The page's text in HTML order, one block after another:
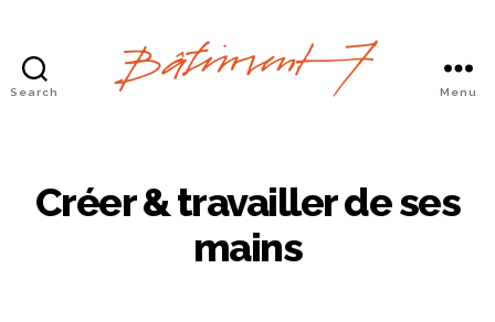
Search Menu
Créer & travailler de ses
mains